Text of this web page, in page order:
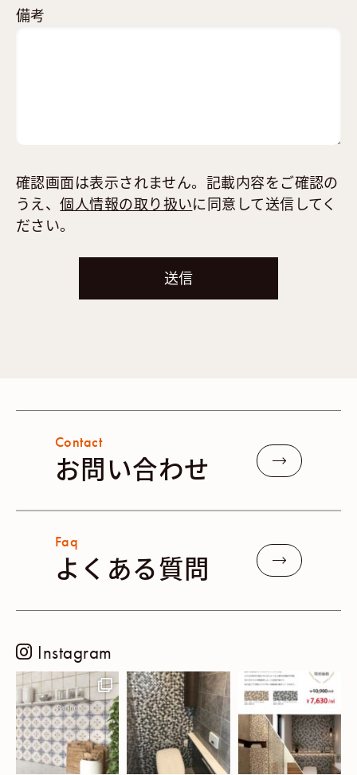
備考
確認画面は表示されません。記載内容をご確認の
うえ、個人情報の取り扱いに同意して送信してく
ださい。
Contact
お問い合わせ
Faq
よくある質問
Instagram